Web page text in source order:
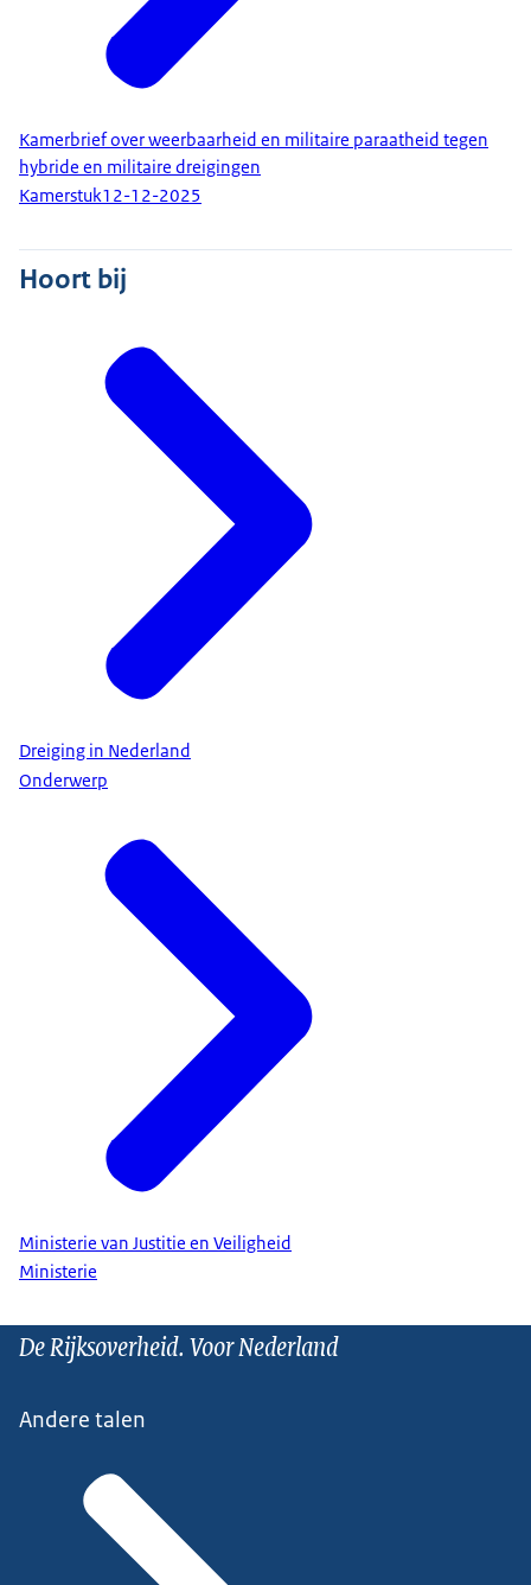
Kamerbrief over weerbaarheid en militaire paraatheid tegen
hybride en militaire dreigingen
Kamerstuk12-12-2025
Hoort bij
Dreiging in Nederland
Onderwerp
Ministerie van Justitie en Veiligheid
Ministerie
De Rijksoverheid. Voor Nederland
Andere talen